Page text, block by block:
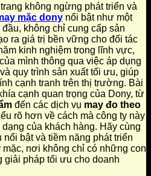
không ngừng phát triển và
mặc dony nổi bật như một
đầu, không chỉ cung cấp sản
ra giá trị bền vững cho đối tác
kinh nghiệm trong lĩnh vực,
mình thông qua việc áp dụng
quy trình sản xuất tối ưu, giúp
cạnh tranh trên thị trường. Bài
cạnh quan trọng của Dony, từ
đến các dịch vụ may đo theo
rõ hơn về cách mà công ty này
của khách hàng. Hãy cùng
bật và tiềm năng phát triển
nơi không chỉ có những con
giải pháp tối ưu cho doanh